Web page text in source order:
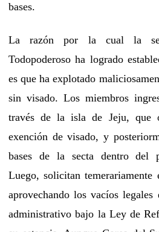
bases.
La razón por la cual la
Todopoderoso ha logrado
es que ha explotado
sin visado. Los miembros
través de la isla de Jeju, que
exención de visado, y
bases de la secta dentro del
Luego, solicitan temerariamente
aprovechando los vacíos
administrativo bajo la Ley de